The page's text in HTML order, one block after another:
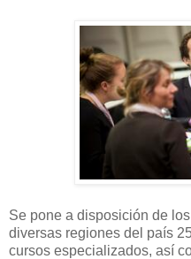
Se pone a disposición de
diversas regiones del país
cursos especializados, así